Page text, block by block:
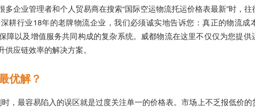
企业管理者和个人贸易商在搜索“国际空运物流托运价格表最新”时，
耕行业18年的老牌物流企业，我们必须诚实地告诉您：真正的物流成
障以及增值服务共同构成的复杂系统。威都物流在这里不仅仅为您提供
应链效率的解决方案。
优解？
，最容易陷入的误区就是过度关注单一的价格表。市场上不乏报低价